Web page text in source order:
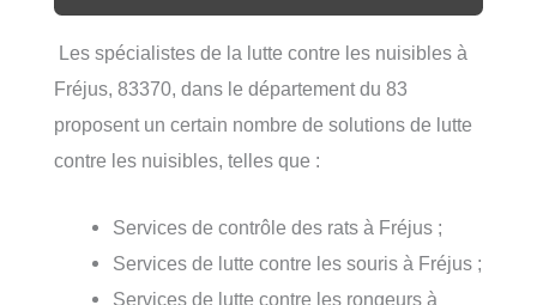
Les spécialistes de la lutte contre les nuisibles à
Fréjus, 83370, dans le département du 83
proposent un certain nombre de solutions de lutte
contre les nuisibles, telles que :
Services de contrôle des rats à Fréjus ;
Services de lutte contre les souris à Fréjus ;
Services de lutte contre les rongeurs à